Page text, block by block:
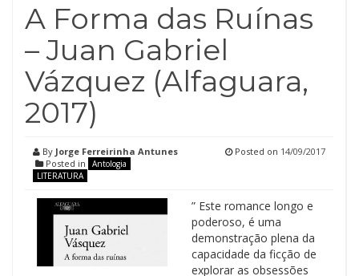
A Forma das Ruínas
– Juan Gabriel
Vázquez (Alfaguara,
2017)
By Jorge Ferreirinha Antunes
Posted in
Antologia
LITERATURA
Posted on 14/09/2017
” Este romance longo e
poderoso, é uma
demonstração plena da
capacidade da ficção de
explorar as obsessões